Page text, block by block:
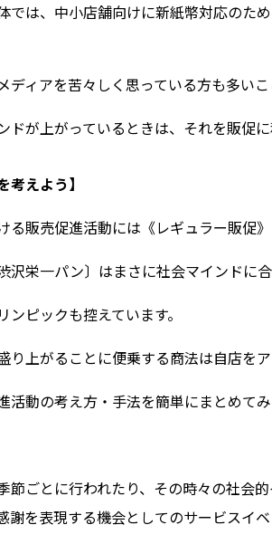
では、中小店舗向けに新紙幣対応のた
ディアを苦々しく思っている方も多いこ
ドが上がっているときは、それを販促
考えよう】
る販売促進活動には《レギュラー販促
沢栄一パン〕はまさに社会マインドに
ピックも控えています。
り上がることに便乗する商法は自店を
活動の考え方・手法を簡単にまとめてみ
節ごとに行われたり、その時々の社会
謝を表現する機会としてのサービスイベ